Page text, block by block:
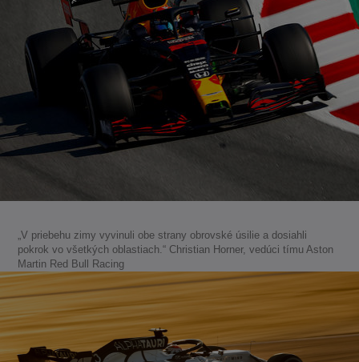
„V priebehu zimy vyvinuli obe strany obrovské úsilie a dosiahli
pokrok vo všetkých oblastiach.“ Christian Horner, vedúci tímu Aston
Martin Red Bull Racing